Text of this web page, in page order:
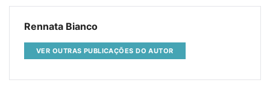
Rennata Bianco
VER OUTRAS PUBLICAÇÕES DO AUTOR